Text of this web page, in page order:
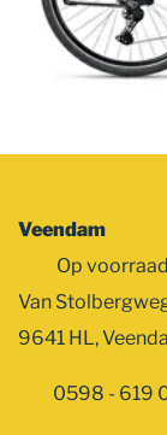
Veendam
Op voorraad
Van
9641 HL,
0598 - 619